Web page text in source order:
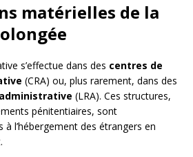
matérielles de la
s’effectue dans des centres de
(CRA) ou, plus rarement, dans des
(LRA). Ces structures,
pénitentiaires, sont
l’hébergement des étrangers en